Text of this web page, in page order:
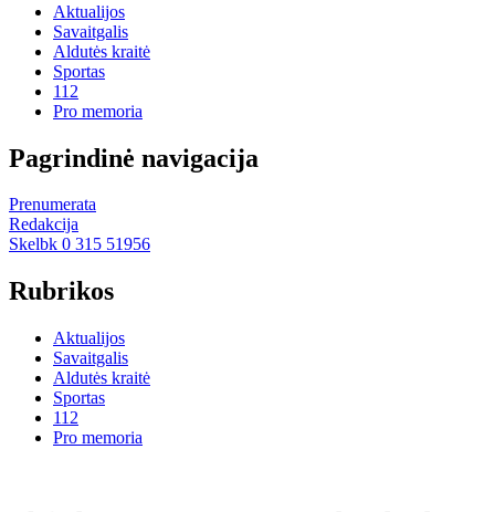
Aktualijos
Savaitgalis
Aldutės kraitė
Sportas
112
Pro memoria
Pagrindinė navigacija
Prenumerata
Redakcija
Skelbk 0 315 51956
Rubrikos
Aktualijos
Savaitgalis
Aldutės kraitė
Sportas
112
Pro memoria